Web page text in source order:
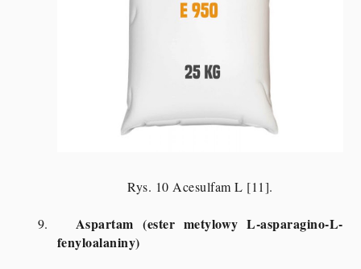
Rys. 10 Acesulfam L [11].
9. Aspartam (ester metylowy L-asparagino-L-
fenyloalaniny)